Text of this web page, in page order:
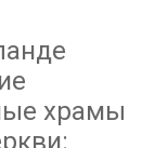
храмы